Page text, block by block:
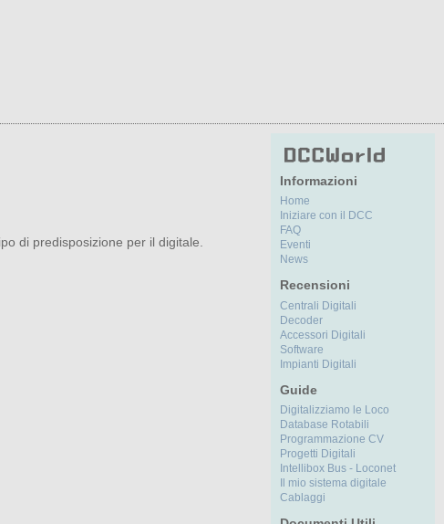
di predisposizione per il digitale.
Informazioni
Home
Iniziare con il DCC
FAQ
Eventi
News
Recensioni
Centrali Digitali
Decoder
Accessori Digitali
Software
Impianti Digitali
Guide
Digitalizziamo le Loco
Database Rotabili
Programmazione CV
Progetti Digitali
Intellibox Bus - Loconet
Il mio sistema digitale
Cablaggi